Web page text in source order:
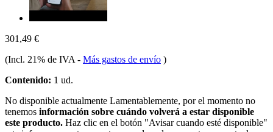
301,49 €
(Incl. 21% de IVA - Más gastos de envío )
Contenido: 1 ud.
No disponible actualmente Lamentablemente, por el momento no
tenemos información sobre cuándo volverá a estar disponible
este producto. Haz clic en el botón "Avisar cuando esté disponible"